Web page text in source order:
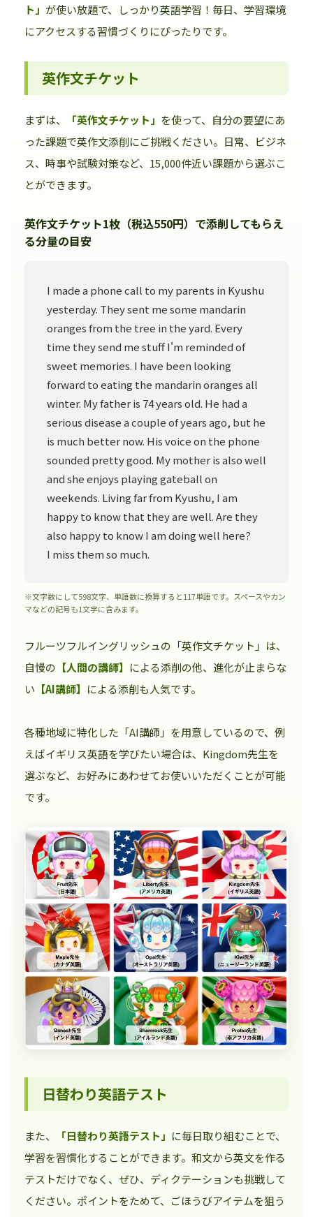
ト」 が使い放題で、しっかり英語学習！毎日、学習環境
にアクセスする習慣づくりにぴったりです。
英作文チケット
まずは、 「英作文チケット」 を使って、自分の要望にあ
った課題で英作文添削にご挑戦ください。日常、ビジネ
ス、時事や試験対策など、15,000件近い課題から選ぶこ
とができます。
英作文チケット1枚（税込550円）で添削してもらえ
る分量の目安
I made a phone call to my parents in Kyushu
yesterday. They sent me some mandarin
oranges from the tree in the yard. Every
time they send me stuff I'm reminded of
sweet memories. I have been looking
forward to eating the mandarin oranges all
winter. My father is 74 years old. He had a
serious disease a couple of years ago, but he
is much better now. His voice on the phone
sounded pretty good. My mother is also well
and she enjoys playing gateball on
weekends. Living far from Kyushu, I am
happy to know that they are well. Are they
also happy to know I am doing well here?
I miss them so much.
※文字数にして598文字、単語数に換算すると117単語です。スペースやカン
マなどの記号も1文字に含みます。
フルーツフルイングリッシュの「英作文チケット」は、
自慢の 【人間の講師】 による添削の他、進化が止まらな
い 【AI講師】 による添削も人気です。
各種地域に特化した「AI講師」を用意しているので、例
えばイギリス英語を学びたい場合は、Kingdom先生を
選ぶなど、お好みにあわせてお使いいただくことが可能
です。
日替わり英語テスト
また、 「日替わり英語テスト」 に毎日取り組むことで、
学習を習慣化することができます。和文から英文を作る
テストだけでなく、ぜひ、ディクテーションも挑戦して
ください。ポイントをためて、ごほうびアイテムを狙う